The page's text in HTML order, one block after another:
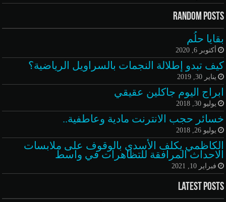
Random Posts
بقايا حلُم
أكتوبر 6, 2020
كيف تبدو إطلالة النجمات بالسراويل الرياضية؟
يناير 30, 2019
ابراج اليوم جاكلين عقيقي
يوليو 30, 2018
خسائر حجب الانترنت مادية وعاطفية..
يوليو 26, 2018
الكاظمي يكلف الأسدي بالوقوف على ملابسات
الاحداث المرافقة للتظاهرات في واسط
فبراير 10, 2021
Latest Posts